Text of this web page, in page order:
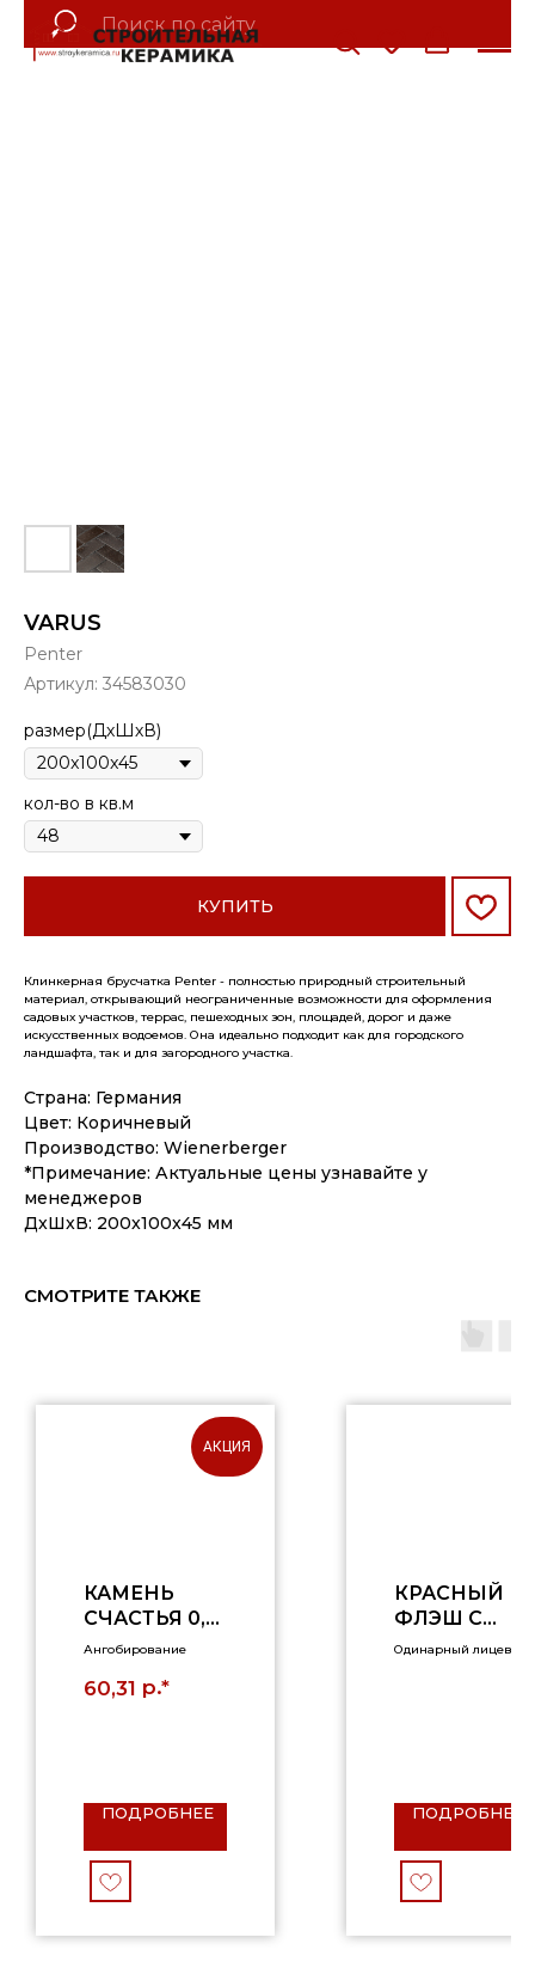
VARUS
Penter
Артикул: 34583030
размер(ДхШхВ)
кол-во в кв.м
КУПИТЬ
Клинкерная брусчатка Penter - полностью природный строительный
материал, открывающий неограниченные возможности для оформления
садовых участков, террас, пешеходных зон, площадей, дорог и даже
искусственных водоемов. Она идеально подходит как для городского
ландшафта, так и для загородного участка.
Страна: Германия
Цвет: Коричневый
Производство: Wienerberger
*Примечание: Актуальные цены узнавайте у
менеджеров
ДxШxВ: 200x100x45 мм
СМОТРИТЕ ТАКЖЕ
АКЦИЯ
КАМЕНЬ
СЧАСТЬЯ 0,7
НФ
Ангобирование
60,31 р.*
ПОДРОБНЕЕ
КРАСНЫЙ
ФЛЭШ С
ПЕПЕЛЬНОЙ
Одинарный лицевой
ПОДРОБНЕЕ